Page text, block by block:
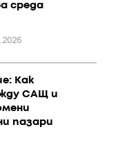
среда
Как
САЩ и
пазари